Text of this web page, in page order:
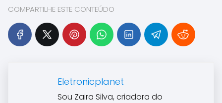
COMPARTILHE ESTE CONTEÚDO
Eletronicplanet
Sou Zaira Silva, criadora do